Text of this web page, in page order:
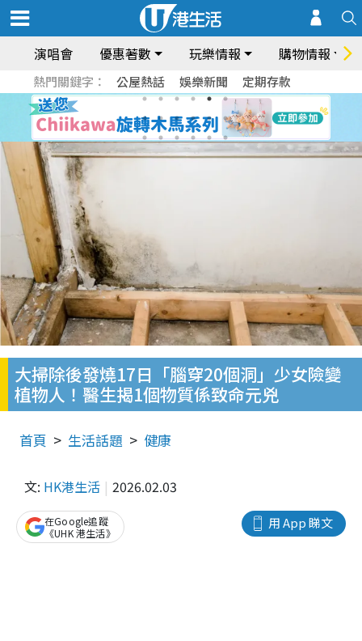
演唱會 優惠著數 玩樂情報 購物情報
熱門關鍵字： 公屋熱話 娛樂新聞 定期存款
大掃除後發燒17日「腦穿20個洞」少女險變
植物人！醫生揭1個物質係致命元兇
首頁 生活話題 健康
文: HK港生活 2026.02.03
用 App 睇文
在Google追蹤
《UHK 港生活》